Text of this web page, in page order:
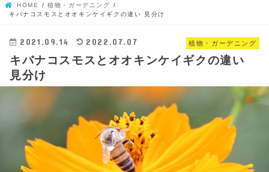
HOME
植物・ガーデニング
キバナコスモスとオオキンケイギクの違い 見分け
植物・ガーデニング
2021.09.14 2022.07.07
キバナコスモスとオオキンケイギクの違い
見分け